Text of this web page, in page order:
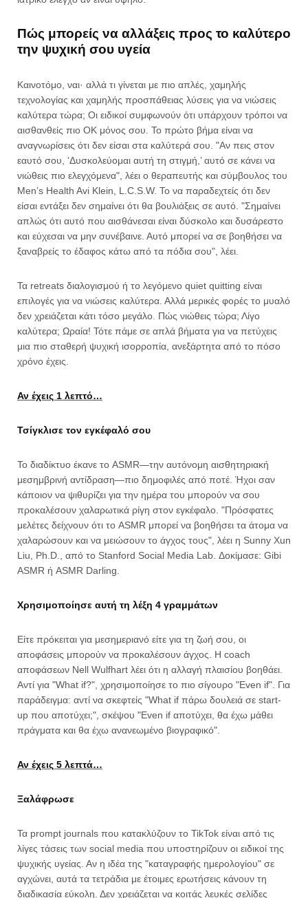
Πώς μπορείς να αλλάξεις προς το καλύτερο
την ψυχική σου υγεία
Καινοτόμο, ναι· αλλά τι γίνεται με πιο απλές, χαμηλής
τεχνολογίας και χαμηλής προσπάθειας λύσεις για να νιώσεις
καλύτερα τώρα; Οι ειδικοί συμφωνούν ότι υπάρχουν τρόποι να
αισθανθείς πιο ΟΚ μόνος σου. Το πρώτο βήμα είναι να
αναγνωρίσεις ότι δεν είσαι στα καλύτερά σου. "Αν πεις στον
εαυτό σου, ‘Δυσκολεύομαι αυτή τη στιγμή,’ αυτό σε κάνει να
νιώθεις πιο ελεγχόμενα", λέει ο θεραπευτής και σύμβουλος του
Men’s Health Avi Klein, L.C.S.W. Το να παραδεχτείς ότι δεν
είσαι εντάξει δεν σημαίνει ότι θα βουλιάξεις σε αυτό. "Σημαίνει
απλώς ότι αυτό που αισθάνεσαι είναι δύσκολο και δυσάρεστο
και εύχεσαι να μην συνέβαινε. Αυτό μπορεί να σε βοηθήσει να
ξαναβρείς το έδαφος κάτω από τα πόδια σου", λέει.
Τα retreats διαλογισμού ή το λεγόμενο quiet quitting είναι
επιλογές για να νιώσεις καλύτερα. Αλλά μερικές φορές το μυαλό
δεν χρειάζεται κάτι τόσο μεγάλο. Πώς νιώθεις τώρα; Λίγο
καλύτερα; Ωραία! Τότε πάμε σε απλά βήματα για να πετύχεις
μια πιο σταθερή ψυχική ισορροπία, ανεξάρτητα από το πόσο
χρόνο έχεις.
Αν έχεις 1 λεπτό…
Τσίγκλισε τον εγκέφαλό σου
Το διαδίκτυο έκανε το ASMR—την αυτόνομη αισθητηριακή
μεσημβρινή αντίδραση—πιο δημοφιλές από ποτέ. Ήχοι σαν
κάποιον να ψιθυρίζει για την ημέρα του μπορούν να σου
προκαλέσουν χαλαρωτικά ρίγη στον εγκέφαλο. "Πρόσφατες
μελέτες δείχνουν ότι το ASMR μπορεί να βοηθήσει τα άτομα να
χαλαρώσουν και να μειώσουν το άγχος τους", λέει η Sunny Xun
Liu, Ph.D., από το Stanford Social Media Lab. Δοκίμασε: Gibi
ASMR ή ASMR Darling.
Χρησιμοποίησε αυτή τη λέξη 4 γραμμάτων
Είτε πρόκειται για μεσημεριανό είτε για τη ζωή σου, οι
αποφάσεις μπορούν να προκαλέσουν άγχος. Η coach
αποφάσεων Nell Wulfhart λέει ότι η αλλαγή πλαισίου βοηθάει.
Αντί για "What if?", χρησιμοποίησε το πιο σίγουρο "Even if". Για
παράδειγμα: αντί να σκεφτείς "What if πάρω δουλειά σε start-
up που αποτύχει;", σκέψου "Even if αποτύχει, θα έχω μάθει
πράγματα και θα έχω ανανεωμένο βιογραφικό".
Αν έχεις 5 λεπτά…
Ξαλάφρωσε
Τα prompt journals που κατακλύζουν το TikTok είναι από τις
λίγες τάσεις των social media που υποστηρίζουν οι ειδικοί της
ψυχικής υγείας. Αν η ιδέα της "καταγραφής ημερολογίου" σε
αγχώνει, αυτά τα τετράδια με έτοιμες ερωτήσεις κάνουν τη
διαδικασία εύκολη. Δεν χρειάζεται να κοιτάς λευκές σελίδες